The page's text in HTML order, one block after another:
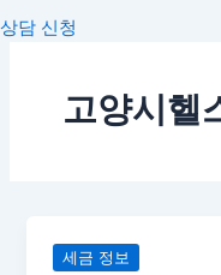
상담 신청
고양시헬
세금 정보
운